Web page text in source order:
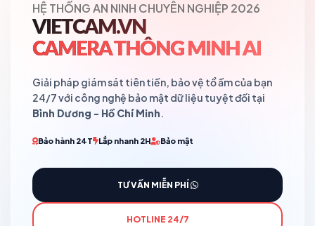
HỆ THỐNG AN NINH CHUYÊN NGHIỆP 2026
VIETCAM.VN
CAMERA THÔNG MINH AI
Giải pháp giám sát tiên tiến, bảo vệ tổ ấm của bạn
24/7 với công nghệ bảo mật dữ liệu tuyệt đối tại
Bình Dương - Hồ Chí Minh.
Bảo hành 24T Lắp nhanh 2H Bảo mật
TƯ VẤN MIỄN PHÍ
HOTLINE 24/7